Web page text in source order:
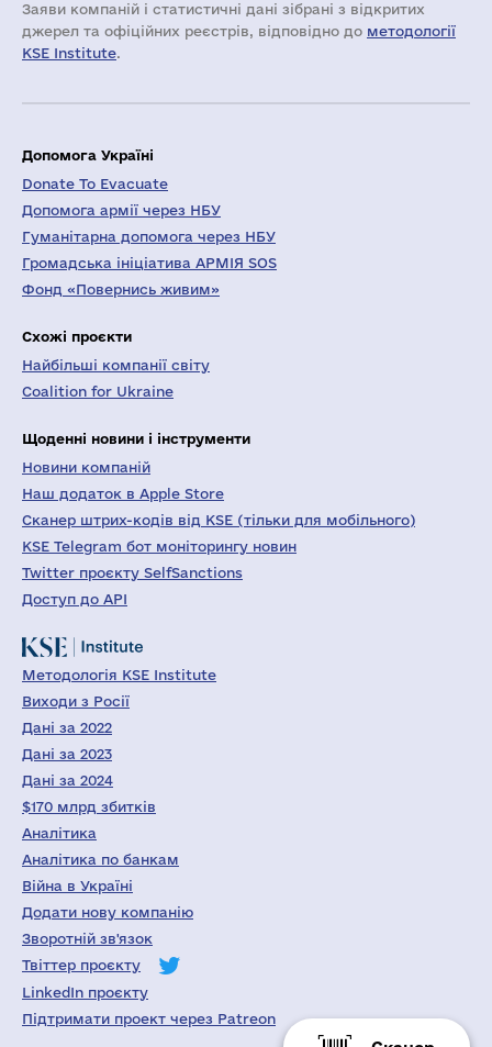
Заяви компаній i статистичні дані зібрані з відкритих
джерел та офіційних реєстрів, відповідно до методології
KSE Institute.
Допомога Україні
Donate To Evacuate
Допомога армії через НБУ
Гуманітарна допомога через НБУ
Громадська ініціатива АРМІЯ SOS
Фонд «Повернись живим»
Схожі проєкти
Найбільші компанії світу
Coalition for Ukraine
Щоденні новини і інструменти
Новини компаній
Наш додаток в Apple Store
Сканер штрих-кодів від KSE (тільки для мобільного)
KSE Telegram бот моніторингу новин
Twitter проєкту SelfSanctions
Доступ до API
Методологія KSE Institute
Виходи з Росії
Дані за 2022
Дані за 2023
Дані за 2024
$170 млрд збитків
Аналітика
Аналітика по банкам
Війна в Україні
Додати нову компанію
Зворотній зв'язок
Твіттер проєкту
LinkedIn проєкту
Підтримати проект через Patreon